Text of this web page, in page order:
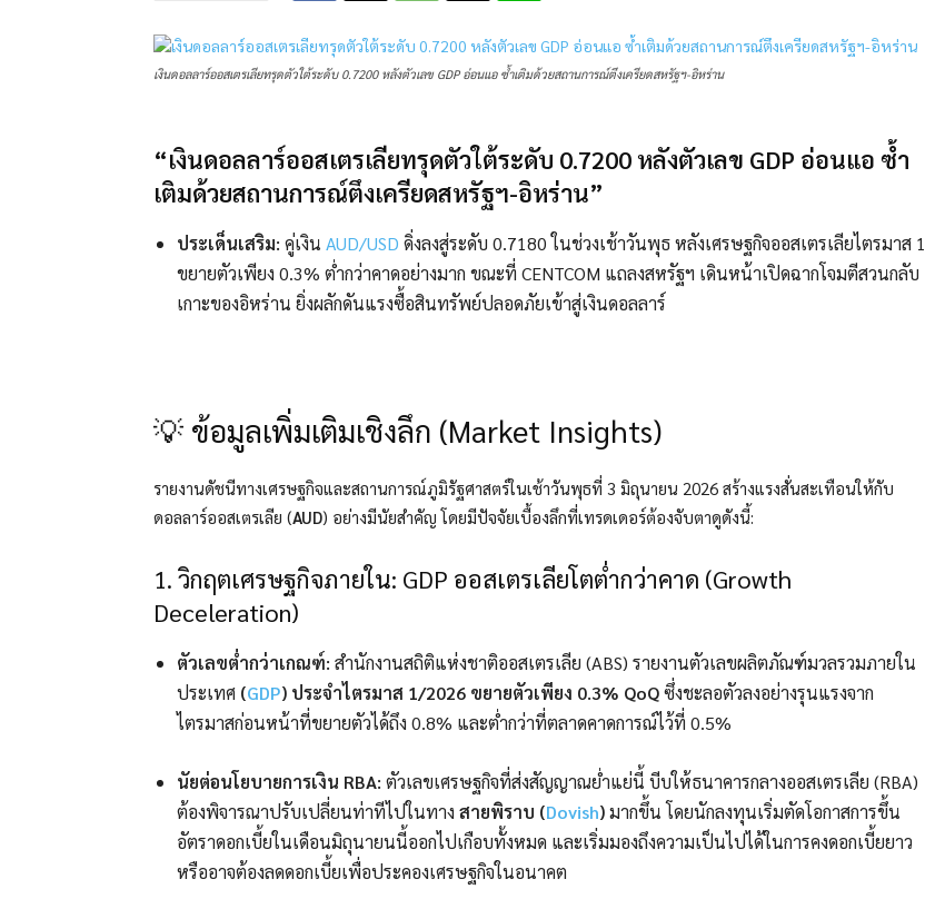
เงินดอลลาร์ออสเตรเลียทรุดตัวใต้ระดับ 0.7200 หลังตัวเลข GDP อ่อนแอ ซ้ำเติมด้วยสถานการณ์ตึงเครียดสหรัฐฯ-อิหร่าน
“เงินดอลลาร์ออสเตรเลียทรุดตัวใต้ระดับ 0.7200 หลังตัวเลข GDP อ่อนแอ ซ้ำ
เติมด้วยสถานการณ์ตึงเครียดสหรัฐฯ-อิหร่าน”
ประเด็นเสริม: คู่เงิน AUD/USD ดิ่งลงสู่ระดับ 0.7180 ในช่วงเช้าวันพุธ หลังเศรษฐกิจออสเตรเลียไตรมาส 1
ขยายตัวเพียง 0.3% ต่ำกว่าคาดอย่างมาก ขณะที่ CENTCOM แถลงสหรัฐฯ เดินหน้าเปิดฉากโจมตีสวนกลับ
เกาะของอิหร่าน ยิ่งผลักดันแรงซื้อสินทรัพย์ปลอดภัยเข้าสู่เงินดอลลาร์
💡 ข้อมูลเพิ่มเติมเชิงลึก (Market Insights)
รายงานดัชนีทางเศรษฐกิจและสถานการณ์ภูมิรัฐศาสตร์ในเช้าวันพุธที่ 3 มิถุนายน 2026 สร้างแรงสั่นสะเทือนให้กับ
ดอลลาร์ออสเตรเลีย (AUD) อย่างมีนัยสำคัญ โดยมีปัจจัยเบื้องลึกที่เทรดเดอร์ต้องจับตาดูดังนี้:
1. วิกฤตเศรษฐกิจภายใน: GDP ออสเตรเลียโตต่ำกว่าคาด (Growth
Deceleration)
ตัวเลขต่ำกว่าเกณฑ์: สำนักงานสถิติแห่งชาติออสเตรเลีย (ABS) รายงานตัวเลขผลิตภัณฑ์มวลรวมภายใน
ประเทศ (GDP) ประจำไตรมาส 1/2026 ขยายตัวเพียง 0.3% QoQซึ่งชะลอตัวลงอย่างรุนแรงจาก
ไตรมาสก่อนหน้าที่ขยายตัวได้ถึง 0.8% และต่ำกว่าที่ตลาดคาดการณ์ไว้ที่ 0.5%
นัยต่อนโยบายการเงิน RBA: ตัวเลขเศรษฐกิจที่ส่งสัญญาณย่ำแย่นี้ บีบให้ธนาคารกลางออสเตรเลีย (RBA)
ต้องพิจารณาปรับเปลี่ยนท่าทีไปในทาง สายพิราบ (Dovish)มากขึ้น โดยนักลงทุนเริ่มตัดโอกาสการขึ้น
อัตราดอกเบี้ยในเดือนมิถุนายนนี้ออกไปเกือบทั้งหมด และเริ่มมองถึงความเป็นไปได้ในการคงดอกเบี้ยยาว
หรืออาจต้องลดดอกเบี้ยเพื่อประคองเศรษฐกิจในอนาคต